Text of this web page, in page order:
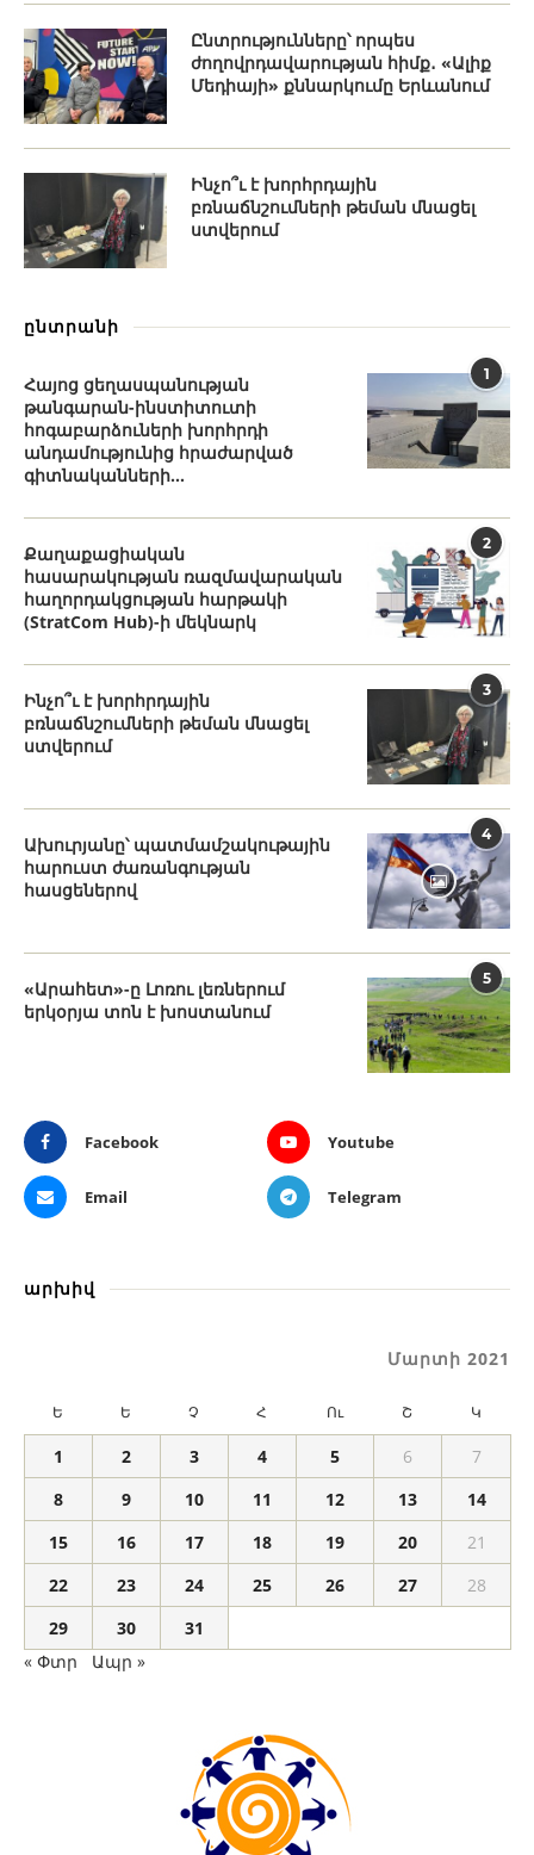
Ընտրությունները՝ որպես
ժողովրդավարության հիմք․ «Ալիք
Մեդիայի» քննարկումը Երևանում
Ինչո՞ւ է խորհրդային
բռնաճնշումների թեման մնացել
ստվերում
ընտրանի
1
Հայոց ցեղասպանության
թանգարան-ինստիտուտի
հոգաբարձուների խորհրդի
անդամությունից հրաժարված
գիտնականների...
2
Քաղաքացիական
հասարակության ռազմավարական
հաղորդակցության հարթակի
(StratCom Hub)-ի մեկնարկ
3
Ինչո՞ւ է խորհրդային
բռնաճնշումների թեման մնացել
ստվերում
4
Ախուրյանը՝ պատմամշակութային
հարուստ ժառանգության
հասցեներով
5
«Արահետ»-ը Լոռու լեռներում
երկօրյա տոն է խոստանում
Facebook Youtube
Email Telegram
արխիվ
Մարտի 2021
Ե Ե Չ Հ Ու Շ Կ
1 2 3 4 5 6
7
8
9 10 11 12 13
14
15
16 17 18 19 20
21
22
23 24 25 26 27
28
29
30
31
« Փտր
Ապր »